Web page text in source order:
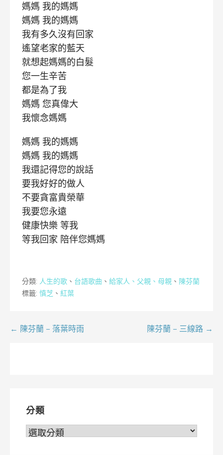
媽媽 我的媽媽
媽媽 我的媽媽
我有多久沒有回家
遙望老家的藍天
就想起媽媽的白髮
您一生辛苦
都是為了我
媽媽 您真偉大
我懷念媽媽
媽媽 我的媽媽
媽媽 我的媽媽
我還記得您的說話
要我好好的做人
不要貪富貴榮華
我要您永遠
健康快樂 等我
等我回家 陪伴您媽媽
分類: 人生的歌 、 台語歌曲 、 給家人、父親、母親 、 陳芬蘭
標籤: 慎芝 、 紅葉
文← 陳芬蘭 – 落葉時雨 陳芬蘭 – 三線路 →
分類
分